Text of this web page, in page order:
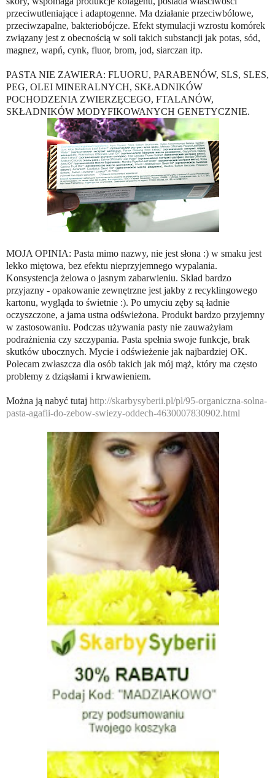
przeciwutleniające i adaptogenne. Ma działanie przeciwbólowe,
przeciwzapalne, bakteriobójcze. Efekt stymulacji wzrostu komórek
związany jest z obecnością w soli takich substancji jak potas, sód,
magnez, wapń, cynk, fluor, brom, jod, siarczan itp.
PASTA NIE ZAWIERA: FLUORU, PARABENÓW, SLS, SLES,
PEG, OLEI MINERALNYCH, SKŁADNIKÓW
POCHODZENIA ZWIERZĘCEGO, FTALANÓW,
SKŁADNIKÓW MODYFIKOWANYCH GENETYCZNIE.
MOJA OPINIA: Pasta mimo nazwy, nie jest słona :) w smaku jest
lekko miętowa, bez efektu nieprzyjemnego wypalania.
Konsystencja żelowa o jasnym zabarwieniu. Skład bardzo
przyjazny - opakowanie zewnętrzne jest jakby z recyklingowego
kartonu, wygląda to świetnie :). Po umyciu zęby są ładnie
oczyszczone, a jama ustna odświeżona. Produkt bardzo przyjemny
w zastosowaniu. Podczas używania pasty nie zauważyłam
podrażnienia czy szczypania. Pasta spełnia swoje funkcje, brak
skutków ubocznych. Mycie i odświeżenie jak najbardziej OK.
Polecam zwłaszcza dla osób takich jak mój mąż, który ma często
problemy z dziąsłami i krwawieniem.
Można ją nabyć tutaj http://skarbysyberii.pl/pl/95-organiczna-solna-
pasta-agafii-do-zebow-swiezy-oddech-4630007830902.html